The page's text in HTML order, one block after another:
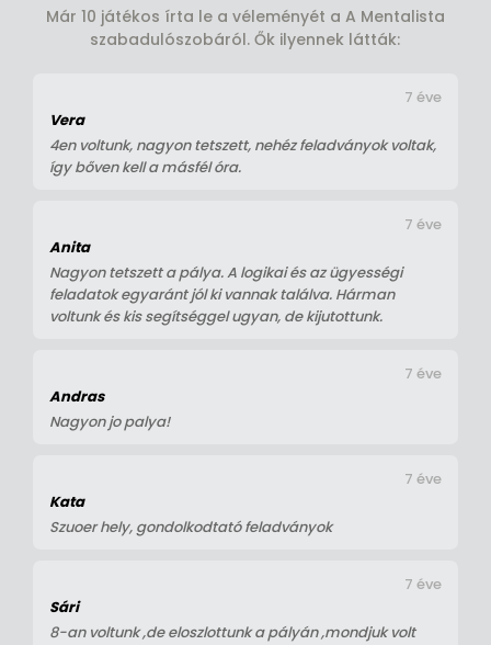
Már 10 játékos írta le a véleményét a A Mentalista
szabadulószobáról. Ők ilyennek látták:
Vera
4en voltunk, nagyon tetszett, nehéz feladványok voltak,
így bőven kell a másfél óra.
7 éve
Anita
Nagyon tetszett a pálya. A logikai és az ügyességi
feladatok egyaránt jól ki vannak találva. Hárman
voltunk és kis segítséggel ugyan, de kijutottunk.
7 éve
Andras
Nagyon jo palya!
7 éve
Kata
Szuoer hely, gondolkodtató feladványok
7 éve
Sári
8-an voltunk ,de eloszlottunk a pályán ,mondjuk volt
7 éve